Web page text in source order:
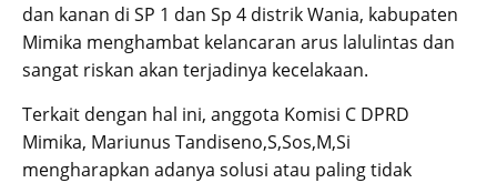
dan kanan di SP 1 dan Sp 4 distrik Wania, kabupaten
Mimika menghambat kelancaran arus lalulintas dan
sangat riskan akan terjadinya kecelakaan.
Terkait dengan hal ini, anggota Komisi C DPRD
Mimika, Mariunus Tandiseno,S,Sos,M,Si
mengharapkan adanya solusi atau paling tidak